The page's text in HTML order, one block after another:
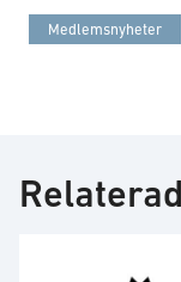
Medlemsnyheter